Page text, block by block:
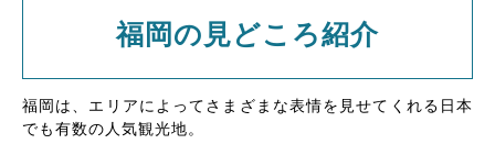
福岡の見どころ紹介
福岡は、エリアによってさまざまな表情を見せてくれる日本
でも有数の人気観光地。